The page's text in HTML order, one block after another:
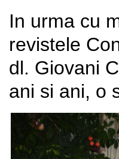
In urma cu
revistele
dl. Giovani
ani si ani, o